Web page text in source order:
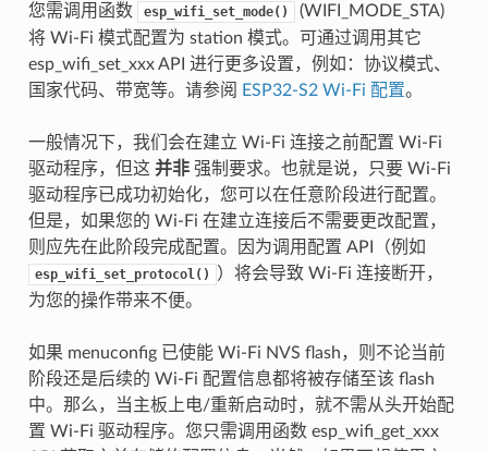
您需调用函数
esp_wifi_set_mode()
(WIFI_MODE_STA)
将 Wi-Fi 模式配置为 station 模式。可通过调用其它
esp_wifi_set_xxx API 进行更多设置，例如：协议模式、
国家代码、带宽等。请参阅
ESP32-S2 Wi-Fi 配置。
一般情况下，我们会在建立 Wi-Fi 连接之前配置 Wi-Fi
驱动程序，但这 并非强制要求。也就是说，只要 Wi-Fi
驱动程序已成功初始化，您可以在任意阶段进行配置。
但是，如果您的 Wi-Fi 在建立连接后不需要更改配置，
则应先在此阶段完成配置。因为调用配置 API（例如
esp_wifi_set_protocol()
）将会导致 Wi-Fi 连接断开，
为您的操作带来不便。
如果 menuconfig 已使能 Wi-Fi NVS flash，则不论当前
阶段还是后续的 Wi-Fi 配置信息都将被存储至该 flash
中。那么，当主板上电/重新启动时，就不需从头开始配
置 Wi-Fi 驱动程序。您只需调用函数 esp_wifi_get_xxx